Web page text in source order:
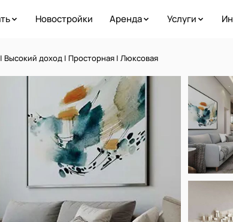
Новостройки Аренда Услуги
Высокий доход | Просторная | Люксовая